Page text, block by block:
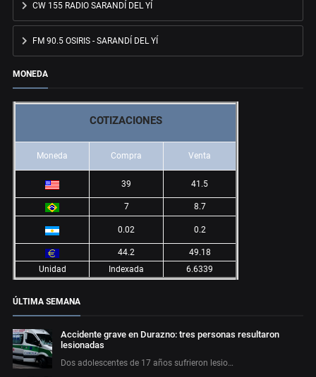
CW 155 RADIO SARANDÍ DEL YÍ
FM 90.5 OSIRIS - SARANDÍ DEL YÍ
MONEDA
COTIZACIONES
Moneda Compra Venta
39 41.5
7 8.7
0.02 0.2
44.2
49.18
Unidad
Indexada 6.6339
ÚLTIMA SEMANA
Accidente grave en Durazno: tres personas resultaron
lesionadas
Dos adolescentes de 17 años sufrieron lesio…